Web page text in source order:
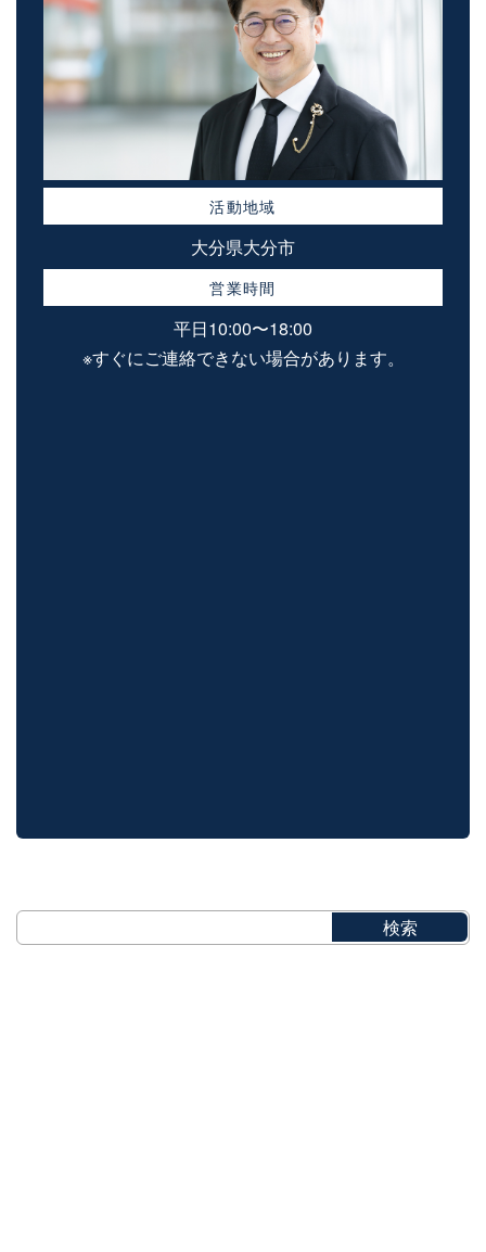
活動地域
大分県大分市
営業時間
平日10:00〜18:00
※すぐにご連絡できない場合があります。